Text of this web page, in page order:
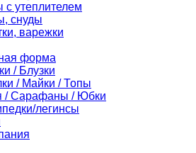
утеплителем
снуды
варежки
форма
/ Блузки
/ Майки / Топы
/ Сарафаны / Юбки
легинсы